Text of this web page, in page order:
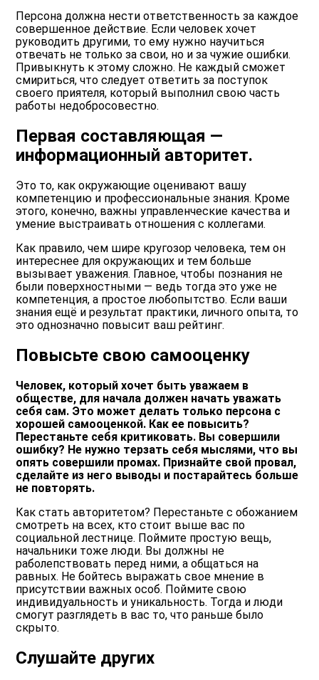
Персона должна нести ответственность за каждое
совершенное действие. Если человек хочет
руководить другими, то ему нужно научиться
отвечать не только за свои, но и за чужие ошибки.
Привыкнуть к этому сложно. Не каждый сможет
смириться, что следует ответить за поступок
своего приятеля, который выполнил свою часть
работы недобросовестно.
Первая составляющая —
информационный авторитет.
Это то, как окружающие оценивают вашу
компетенцию и профессиональные знания. Кроме
этого, конечно, важны управленческие качества и
умение выстраивать отношения с коллегами.
Как правило, чем шире кругозор человека, тем он
интереснее для окружающих и тем больше
вызывает уважения. Главное, чтобы познания не
были поверхностными — ведь тогда это уже не
компетенция, а простое любопытство. Если ваши
знания ещё и результат практики, личного опыта, то
это однозначно повысит ваш рейтинг.
Повысьте свою самооценку
Человек, который хочет быть уважаем в
обществе, для начала должен начать уважать
себя сам. Это может делать только персона с
хорошей самооценкой. Как ее повысить?
Перестаньте себя критиковать. Вы совершили
ошибку? Не нужно терзать себя мыслями, что вы
опять совершили промах. Признайте свой провал,
сделайте из него выводы и постарайтесь больше
не повторять.
Как стать авторитетом? Перестаньте с обожанием
смотреть на всех, кто стоит выше вас по
социальной лестнице. Поймите простую вещь,
начальники тоже люди. Вы должны не
раболепствовать перед ними, а общаться на
равных. Не бойтесь выражать свое мнение в
присутствии важных особ. Поймите свою
индивидуальность и уникальность. Тогда и люди
смогут разглядеть в вас то, что раньше было
скрыто.
Слушайте других